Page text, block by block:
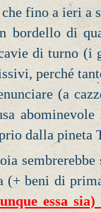
fino a ieri a
bordello di
di turno (i
perché
(a
dalla pineta
sembrerebbe
(+ beni di
essa